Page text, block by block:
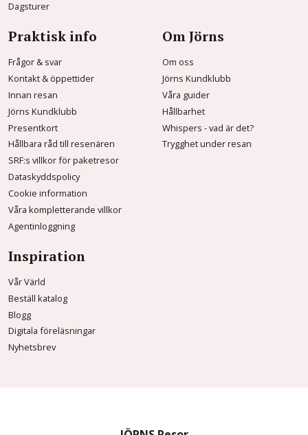
Dagsturer
Praktisk info
Frågor & svar
Kontakt & öppettider
Innan resan
Jörns Kundklubb
Presentkort
Hållbara råd till resenären
SRF:s villkor för paketresor
Dataskyddspolicy
Cookie information
Våra kompletterande villkor
Agentinloggning
Om Jörns
Om oss
Jörns Kundklubb
Våra guider
Hållbarhet
Whispers - vad är det?
Trygghet under resan
Inspiration
Vår Värld
Beställ katalog
Blogg
Digitala föreläsningar
Nyhetsbrev